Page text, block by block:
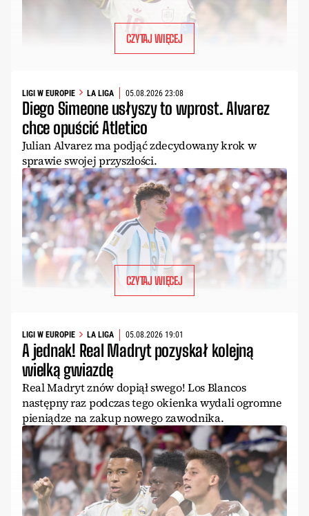
CZYTAJ WIĘCEJ
LIGI W EUROPIE LA LIGA 05.08.2026 23:08
Diego Simeone usłyszy to wprost. Alvarez
chce opuścić Atletico
Julian Alvarez ma podjąć zdecydowany krok w
sprawie swojej przyszłości.
CZYTAJ WIĘCEJ
LIGI W EUROPIE LA LIGA 05.08.2026 19:01
A jednak! Real Madryt pozyskał kolejną
wielką gwiazdę
Real Madryt znów dopiął swego! Los Blancos
następny raz podczas tego okienka wydali ogromne
pieniądze na zakup nowego zawodnika.